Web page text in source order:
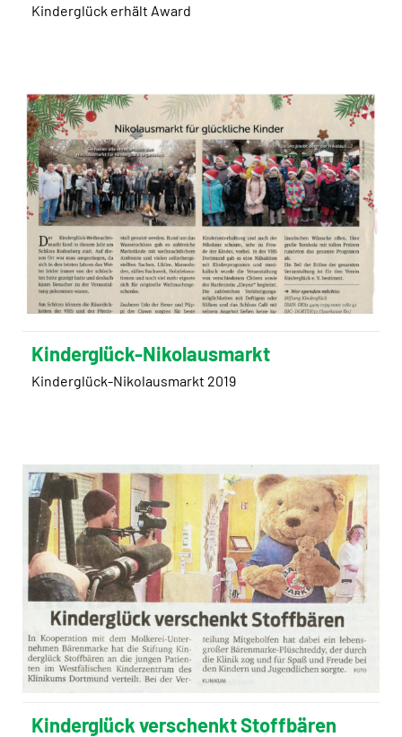
Kinderglück erhält Award
Kinderglück-Nikolausmarkt
Kinderglück-Nikolausmarkt 2019
Kinderglück verschenkt Stoffbären